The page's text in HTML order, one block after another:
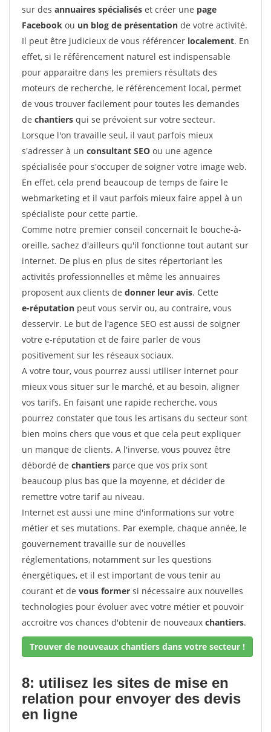
sur des annuaires spécialisés et créer une page
Facebook ou un blog de présentation de votre activité.
Il peut être judicieux de vous référencer localement. En
effet, si le référencement naturel est indispensable
pour apparaitre dans les premiers résultats des
moteurs de recherche, le référencement local, permet
de vous trouver facilement pour toutes les demandes
de chantiers qui se prévoient sur votre secteur.
Lorsque l'on travaille seul, il vaut parfois mieux
s'adresser à un consultant SEO ou une agence
spécialisée pour s'occuper de soigner votre image web.
En effet, cela prend beaucoup de temps de faire le
webmarketing et il vaut parfois mieux faire appel à un
spécialiste pour cette partie.
Comme notre premier conseil concernait le bouche-à-
oreille, sachez d'ailleurs qu'il fonctionne tout autant sur
internet. De plus en plus de sites répertoriant les
activités professionnelles et même les annuaires
proposent aux clients de donner leur avis. Cette
e-réputation peut vous servir ou, au contraire, vous
desservir. Le but de l'agence SEO est aussi de soigner
votre e-réputation et de faire parler de vous
positivement sur les réseaux sociaux.
A votre tour, vous pourrez aussi utiliser internet pour
mieux vous situer sur le marché, et au besoin, aligner
vos tarifs. En faisant une rapide recherche, vous
pourrez constater que tous les artisans du secteur sont
bien moins chers que vous et que cela peut expliquer
un manque de clients. A l'inverse, vous pouvez être
débordé de chantiers parce que vos prix sont
beaucoup plus bas que la moyenne, et décider de
remettre votre tarif au niveau.
Internet est aussi une mine d'informations sur votre
métier et ses mutations. Par exemple, chaque année, le
gouvernement travaille sur de nouvelles
réglementations, notamment sur les questions
énergétiques, et il est important de vous tenir au
courant et de vous former si nécessaire aux nouvelles
technologies pour évoluer avec votre métier et pouvoir
accroitre vos chances d'obtenir de nouveaux chantiers.
Trouver de nouveaux chantiers dans votre secteur !
8: utilisez les sites de mise en
relation pour envoyer des devis
en ligne